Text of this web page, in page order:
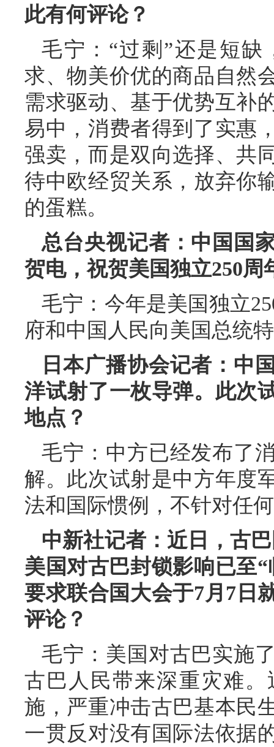
此有何评论？
毛宁：“过剩”还是短
求、物美价优的商品自然
需求驱动、基于优势互补
易中，消费者得到了实惠
强卖，而是双向选择、共
待中欧经贸关系，放弃你
的蛋糕。
总台央视记者：中国国
贺电，祝贺美国独立250周
毛宁：今年是美国独立
府和中国人民向美国总统
日本广播协会记者：中
洋试射了一枚导弹。此次
地点？
毛宁：中方已经发布了
解。此次试射是中方年度
法和国际惯例，不针对任
中新社记者：近日，古
美国对古巴封锁影响已至
要求联合国大会于7月7日
评论？
毛宁：美国对古巴实施
古巴人民带来深重灾难
施，严重冲击古巴基本民
一贯反对没有国际法依据